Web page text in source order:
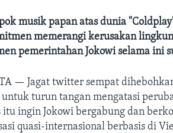
musik papan atas dunia
memerangi kerusakan
pemerintahan Jokowi selama ini
— Jagat twitter sempat
untuk turun tangan mengatasi
itu ingin Jokowi bergabung dan
quasi-internasional berbasis di